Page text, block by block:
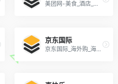
美团网-美食_酒店_旅游_团购_电影_吃喝玩乐
京东国际
京东国际_海外购_海外购物网_100%正品保证-京东